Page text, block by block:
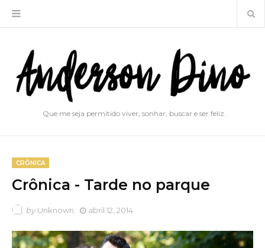
Que me seja permitido viver, sonhar, buscar e ser feliz.
CRÔNICA
Crônica - Tarde no parque
by Unknown abril 12, 2014